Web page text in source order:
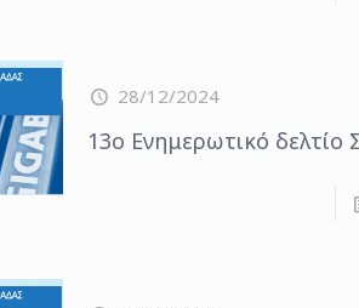
28/12/2024
13o Ενημερωτικό δελτίο